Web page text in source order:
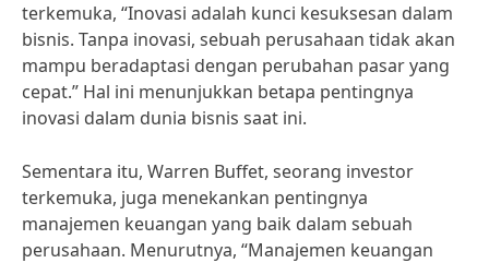
terkemuka, “Inovasi adalah kunci kesuksesan dalam
bisnis. Tanpa inovasi, sebuah perusahaan tidak akan
mampu beradaptasi dengan perubahan pasar yang
cepat.” Hal ini menunjukkan betapa pentingnya
inovasi dalam dunia bisnis saat ini.
Sementara itu, Warren Buffet, seorang investor
terkemuka, juga menekankan pentingnya
manajemen keuangan yang baik dalam sebuah
perusahaan. Menurutnya, “Manajemen keuangan